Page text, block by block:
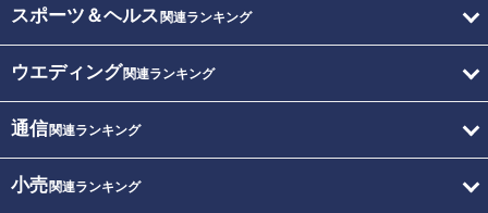
スポーツ＆ヘルス 関連ランキング
ウエディング関連ランキング
通信関連ランキング
小売関連ランキング